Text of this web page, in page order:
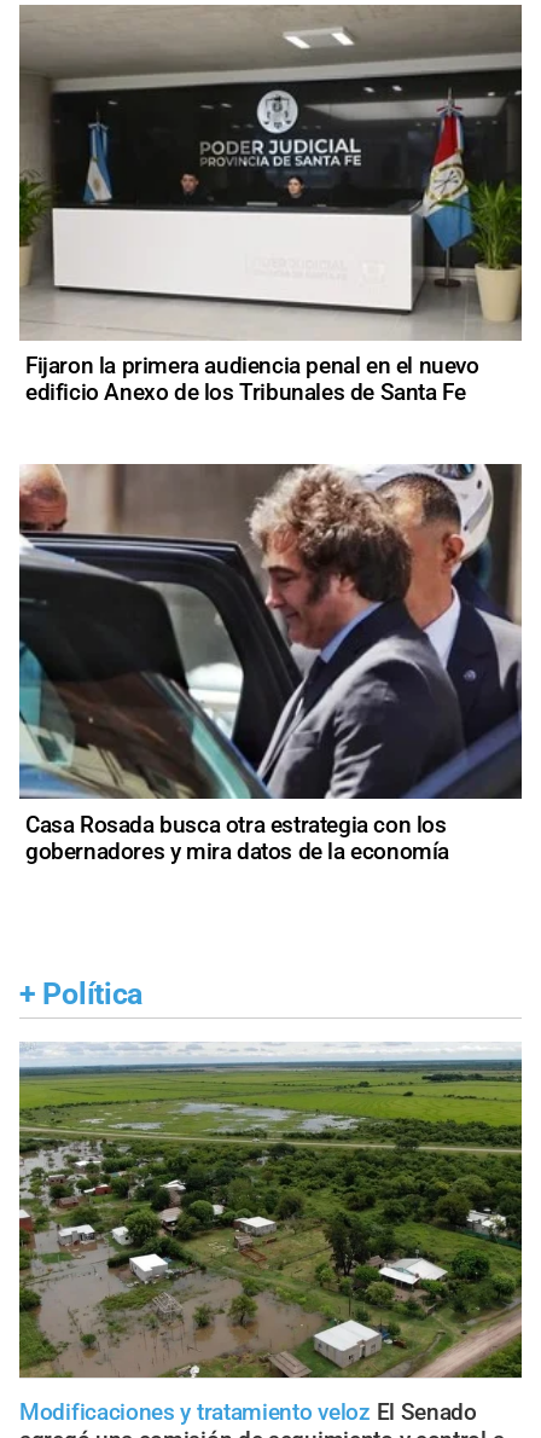
Fijaron la primera audiencia penal en el nuevo
edificio Anexo de los Tribunales de Santa Fe
Casa Rosada busca otra estrategia con los
gobernadores y mira datos de la economía
+ Política
Modificaciones y tratamiento veloz El Senado